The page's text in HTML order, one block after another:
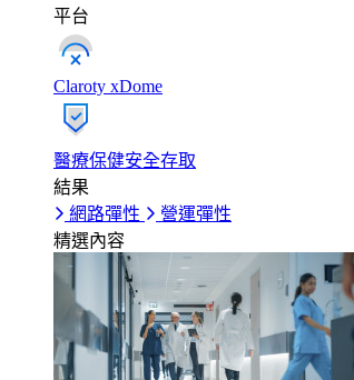
平台
Claroty xDome
醫療保健安全存取
結果
網路彈性
營運彈性
精選內容